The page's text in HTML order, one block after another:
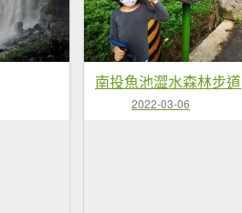
南投魚池澀水森林步道
2022-03-06